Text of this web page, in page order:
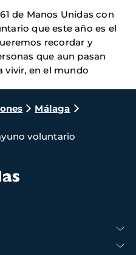
de Manos Unidas con
que este año es el
recordar y
que aun pasan
vivir, en el mundo
Málaga
voluntario